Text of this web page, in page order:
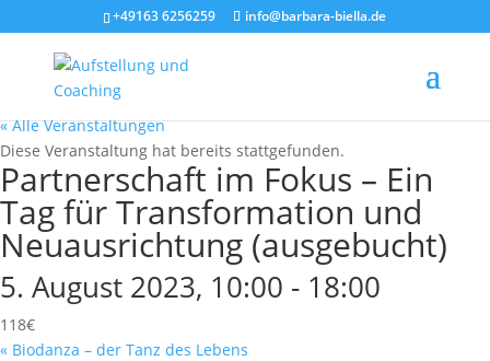
+49163 6256259 info@barbara-biella.de
« Alle Veranstaltungen
Diese Veranstaltung hat bereits stattgefunden.
Partnerschaft im Fokus – Ein
Tag für Transformation und
Neuausrichtung (ausgebucht)
5. August 2023, 10:00 - 18:00
118€
« Biodanza – der Tanz des Lebens